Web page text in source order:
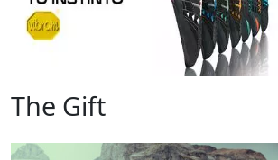
The Gift